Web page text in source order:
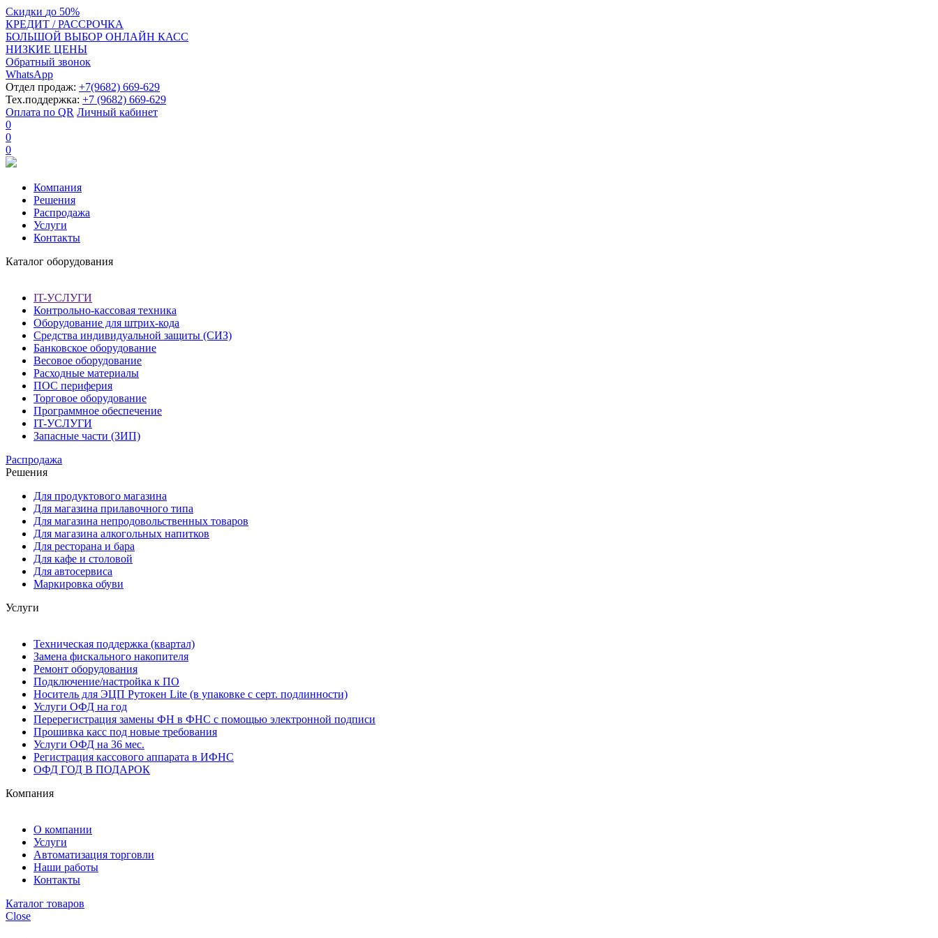
Скидки до 50%
КРЕДИТ / РАССРОЧКА
БОЛЬШОЙ ВЫБОР ОНЛАЙН КАСС
НИЗКИЕ ЦЕНЫ
Обратный звонок
WhatsApp
Отдел продаж: +7(9682) 669-629
Тех.поддержка: +7 (9682) 669-629
Оплата по QR Личный кабинет
0
0
0
Компания
Решения
Распродажа
Услуги
Контакты
Каталог оборудования
IT-УСЛУГИ
Контрольно-кассовая техника
Оборудование для штрих-кода
Средства индивидуальной защиты (СИЗ)
Банковское оборудование
Весовое оборудование
Расходные материалы
ПОС периферия
Торговое оборудование
Программное обеспечение
IT-УСЛУГИ
Запасные части (ЗИП)
Распродажа
Решения
Для продуктового магазина
Для магазина прилавочного типа
Для магазина непродовольственных товаров
Для магазина алкогольных напитков
Для ресторана и бара
Для кафе и столовой
Для автосервиса
Маркировка обуви
Услуги
Техническая поддержка (квартал)
Замена фискального накопителя
Ремонт оборудования
Подключение/настройка к ПО
Носитель для ЭЦП Рутокен Lite (в упаковке с серт. подлинности)
Услуги ОФД на год
Перерегистрация замены ФН в ФНС с помощью электронной подписи
Прошивка касс под новые требования
Услуги ОФД на 36 мес.
Регистрация кассового аппарата в ИФНС
ОФД ГОД В ПОДАРОК
Компания
О компании
Услуги
Автоматизация торговли
Наши работы
Контакты
Каталог товаров
Close